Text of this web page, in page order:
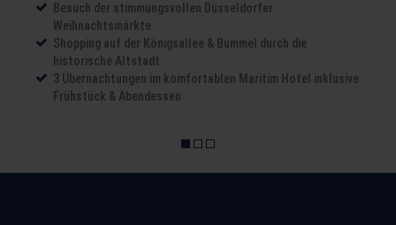
Besuch der stimmungsvollen Düsseldorfer
Weihnachtsmärkte
Shopping auf der Königsallee & Bummel durch die
historische Altstadt
3 Übernachtungen im komfortablen Maritim Hotel inklusive
Frühstück & Abendessen